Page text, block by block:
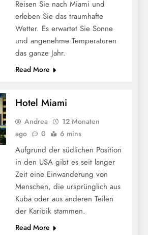
Reisen Sie nach Miami und
erleben Sie das traumhafte
Wetter. Es erwartet Sie Sonne
und angenehme Temperaturen
das ganze Jahr.
Read More
Hotel Miami
Andrea
12 Monaten
ago
0 6 mins
Aufgrund der südlichen Position
in den USA gibt es seit langer
Zeit eine Einwanderung von
Menschen, die ursprünglich aus
Kuba oder aus anderen Teilen
der Karibik stammen.
Read More